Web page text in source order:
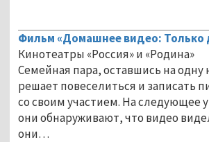
Фильм «Домашнее видео: Только
Кинотеатры «Россия» и «Родина»
Семейная пара, оставшись на одну
решает повеселиться и записать
со своим участием. На следующее
они обнаруживают, что видео
они…